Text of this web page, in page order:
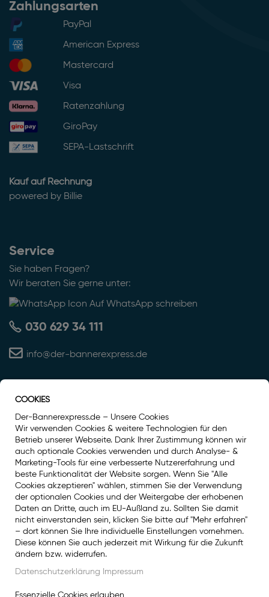
Zahlungsarten
PayPal
American Express
Mastercard
Visa
Ratenzahlung
GiroPay
SEPA-Lastschrift
Kauf auf Rechnung
powered by Billie
Service
Sie haben Fragen?
Wir beraten Sie gerne unter:
Auf WhatsApp schreiben
030 629 34 111
info@der-bannerexpress.de
Auszeichnung
Social Media
COOKIES
Der-Bannerexpress.de – Unsere Cookies
Wir verwenden Cookies & weitere Technologien für den
Betrieb unserer Webseite. Dank Ihrer Zustimmung können wir
auch optionale Cookies verwenden und durch Analyse- &
Marketing-Tools für eine verbesserte Nutzererfahrung und
beste Funktionalität der Website sorgen. Wenn Sie "Alle
Cookies akzeptieren" wählen, stimmen Sie der Verwendung
der optionalen Cookies und der Weitergabe der erhobenen
Daten an Dritte, auch im EU-Außland zu. Sollten Sie damit
nicht einverstanden sein, klicken Sie bitte auf "Mehr erfahren"
– dort können Sie Ihre individuelle Einstellungen vornehmen.
Diese können Sie auch jederzeit mit Wirkung für die Zukunft
ändern bzw. widerrufen.
Datenschutzerklärung Impressum
Essenzielle Cookies erlauben